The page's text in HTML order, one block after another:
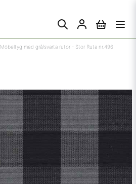
Möbeltyg med grå/svarta rutor - Stor Ruta nr.496